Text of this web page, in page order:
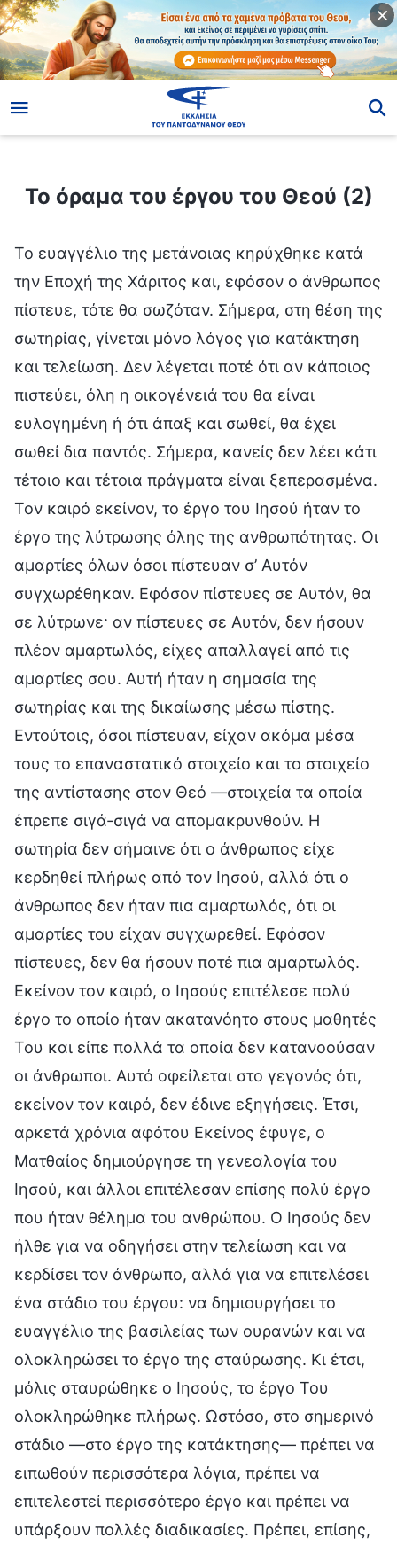
Το όραμα του έργου του Θεού (2)
Το όραμα του έργου του Θεού (2)
Το ευαγγέλιο της μετάνοιας κηρύχθηκε κατά την Εποχή της Χάριτος και, εφόσον ο άνθρωπος πίστευε, τότε θα σωζόταν. Σήμερα, στη θέση της σωτηρίας, γίνεται μόνο λόγος για κατάκτηση και τελείωση. Δεν λέγεται ποτέ ότι αν κάποιος πιστεύει, όλη η οικογένειά του θα είναι ευλογημένη ή ότι άπαξ και σωθεί, θα έχει σωθεί δια παντός. Σήμερα, κανείς δεν λέει κάτι τέτοιο και τέτοια πράγματα είναι ξεπερασμένα. Τον καιρό εκείνον, το έργο του Ιησού ήταν το έργο της λύτρωσης όλης της ανθρωπότητας. Οι αμαρτίες όλων όσοι πίστευαν σ’ Αυτόν συγχωρέθηκαν. Εφόσον πίστευες σε Αυτόν, θα σε λύτρωνε· αν πίστευες σε Αυτόν, δεν ήσουν πλέον αμαρτωλός, είχες απαλλαγεί από τις αμαρτίες σου. Αυτή ήταν η σημασία της σωτηρίας και της δικαίωσης μέσω πίστης. Εντούτοις, όσοι πίστευαν, είχαν ακόμα μέσα τους το επαναστατικό στοιχείο και το στοιχείο της αντίστασης στον Θεό —στοιχεία τα οποία έπρεπε σιγά-σιγά να απομακρυνθούν. Η σωτηρία δεν σήμαινε ότι ο άνθρωπος είχε κερδηθεί πλήρως από τον Ιησού, αλλά ότι ο άνθρωπος δεν ήταν πια αμαρτωλός, ότι οι αμαρτίες του είχαν συγχωρεθεί. Εφόσον πίστευες, δεν θα ήσουν ποτέ πια αμαρτωλός. Εκείνον τον καιρό, ο Ιησούς επιτέλεσε πολύ έργο το οποίο ήταν ακατανόητο στους μαθητές Του και είπε πολλά τα οποία δεν κατανοούσαν οι άνθρωποι. Αυτό οφείλεται στο γεγονός ότι, εκείνον τον καιρό, δεν έδινε εξηγήσεις. Έτσι, αρκετά χρόνια αφότου Εκείνος έφυγε, ο Ματθαίος δημιούργησε τη γενεαλογία του Ιησού, και άλλοι επιτέλεσαν επίσης πολύ έργο που ήταν θέλημα του ανθρώπου. Ο Ιησούς δεν ήλθε για να οδηγήσει στην τελείωση και να κερδίσει τον άνθρωπο, αλλά για να επιτελέσει ένα στάδιο του έργου: να δημιουργήσει το ευαγγέλιο της βασιλείας των ουρανών και να ολοκληρώσει το έργο της σταύρωσης. Κι έτσι, μόλις σταυρώθηκε ο Ιησούς, το έργο Του ολοκληρώθηκε πλήρως. Ωστόσο, στο σημερινό στάδιο —στο έργο της κατάκτησης— πρέπει να ειπωθούν περισσότερα λόγια, πρέπει να επιτελεστεί περισσότερο έργο και πρέπει να υπάρξουν πολλές διαδικασίες. Πρέπει, επίσης, να αποκαλυφθούν τα μυστήρια του έργου του Ιησού και του Ιεχωβά, ώστε όλοι οι άνθρωποι να αποκτήσουν κατανόηση και σαφήνεια στην πίστη τους, διότι αυτό είναι το έργο των εσχάτων ημερών, και οι έσχατες ημέρες αποτελούν το τέλος του έργου του Θεού, τον χρόνο της ολοκλήρωσης αυτού του έργου. Αυτό το στάδιο του έργου θα σου αποσαφηνίσει τον νόμο του Ιεχωβά και τη λύτρωση του Ιησού, και γίνεται, κατά κύριο λόγο, ώστε να μπορέσεις να κατανοήσεις ολόκληρο το έργο του σχεδίου διαχείρισης του Θεού που αριθμεί έξι χιλιάδες έτη και να εκτιμήσεις όλη τη σημασία και την ουσία αυτού του σχεδίου διαχείρισης που αριθμεί έξι χιλιάδες έτη, όπως επίσης και να κατανοήσεις τον σκοπό όλου του έργου που επιτέλεσε ο Ιησούς και των λόγων που εξέφερε, ακόμα και την τυφλή σου πίστη στη Βίβλο και την τυφλή λατρεία της. Θα σου δώσει τη δυνατότητα να τα κατανοήσεις όλα αυτά λεπτομερώς. Θα φτάσεις στο σημείο να κατανοήσεις τόσο το έργο που επιτέλεσε ο Ιησούς όσο και το έργο του Θεού σήμερα· θα κατανοήσεις και θα δεις όλη την αλήθεια, τη ζωή και την οδό. Στο στάδιο του έργου που επιτέλεσε ο Ιησούς, γιατί έφυγε ο Ιησούς χωρίς να κάνει το έργο της ολοκλήρωσης; Επειδή το στάδιο του έργου του Ιησού δεν ήταν το έργο της ολοκλήρωσης. Όταν σταυρώθηκε, τα λόγια Του έφτασαν κι αυτά στο τέλος τους. Μετά τη σταύρωσή Του, το έργο Του τελείωσε οριστικά. Το τρέχον στάδιο είναι διαφορετικό: το έργο του Θεού θα τελειώσει μόνο όταν ειπωθούν τα λόγια μέχρι τέλους και ολοκληρωθεί ολόκληρο το έργο Του. Κατά τη διάρκεια του σταδίου του έργου του Ιησού, υπήρχαν πολλά λόγια που δεν ειπώθηκαν ή δεν διατυπώθηκαν πλήρως. Τον Ιησού, όμως, δεν Τον απασχολούσε τι έλεγε ή τι δεν έλεγε, διότι η διακονία Του δεν ήταν διακονία λόγων, κι έτσι, αφού καρφώθηκε στον σταυρό, έφυγε. Εκείνο το στάδιο του έργου έγινε κυρίως χάριν της σταύρωσης και διαφέρει από το τρέχον στάδιο. Αυτό το στάδιο του έργου γίνεται κυρίως χάριν της ολοκλήρωσης, του ξεκαθαρίσματος και της περάτωσης όλου του έργου. Αν τα λόγια δεν ειπωθούν μέχρι να τελειώσουν, δεν θα υπάρξει τρόπος να ολοκληρωθεί αυτό το έργο, διότι σε αυτό το στάδιο του έργου, όλο το έργο φτάνει στο τέλος του και πραγματοποιείται με τη χρήση λόγων. Εκείνον τον καιρό, ο Ιησούς επιτέλεσε πολύ έργο που ήταν ακατανόητο στον άνθρωπο. Έφυγε ήσυχα, και σήμερα εξακολουθούν να υπάρχουν πολλοί οι οποίοι δεν κατανοούν τα λόγια Του, η κατανόηση των οποίων είναι εσφαλμένη αλλά αυτοί ακόμα πιστεύουν ότι είναι σωστή, και οι οποίοι δεν ξέρουν ότι σφάλλουν. Το τελευταίο στάδιο θα θέσει οριστικό τέλος στο έργο του Θεού και θα παράσχει την ολοκλήρωσή του. Όλοι θα μπορέσουν να κατανοήσουν και να γνωρίσουν το σχέδιο διαχείρισης του Θεού. Θα διορθωθούν οι αντιλήψεις του ανθρώπου, οι προθέσεις του, η παράλογη κατανόησή του, οι αντιλήψεις του σχετικά με το έργο του Ιεχωβά και του Ιησού, οι απόψεις του σχετικά με τους απίστους και όλες οι άλλες διαστρεβλώσεις του. Και ο άνθρωπος θα κατανοήσει όλα τα σωστά μονοπάτια της ζωής, όλο το έργο που επιτελεί ο Θεός και ολόκληρη την αλήθεια. Όταν συμβεί αυτό, αυτό το στάδιο του έργου θα φτάσει στο τέλος του. Το έργο του Ιεχωβά ήταν η δημιουργία του κόσμου· ήταν η αρχή. Αυτό το στάδιο του έργου είναι το τέλος του έργου, είναι η ολοκλήρωση. Στην αρχή, το έργο του Θεού επιτελείτο μεταξύ των εκλεκτών του Ισραήλ και ήταν η αυγή μιας νέας εποχής στον πιο ιερό από όλους τους τόπους. Το τελευταίο στάδιο του έργου επιτελείται στην πιο ακάθαρτη χώρα, ώστε να κρίνει τον κόσμο και να φέρει την εποχή στο τέλος της. Στο πρώτο στάδιο, το έργο του Θεού επιτελέστηκε στον πιο φωτεινό από όλους τους τόπους και το τελευταίο στάδιο επιτελείται στον πιο σκοτεινό από όλους τους τόπους, και αυτό το σκοτάδι θα εκδιωχθεί, θα δημιουργηθεί φως και όλοι οι άνθρωποι θα κατακτηθούν. Όταν θα έχουν κατακτηθεί οι άνθρωποι αυτού του πιο ακάθαρτου και πιο σκοτεινού τόπου, και ολόκληρος ο πληθυσμός αναγνωρίσει ότι υπάρχει ένας Θεός, ο οποίος είναι ο αληθινός Θεός, και κάθε άνθρωπος πειστεί απόλυτα, τότε αυτό το γεγονός θα χρησιμοποιηθεί για να επιτελεστεί το έργο της κατάκτησης απ’ άκρη σ’ άκρη σε ολόκληρο το σύμπαν. Αυτό το στάδιο του έργου είναι συμβολικό: μόλις τελειώσει το έργο αυτής της εποχής, το έργο των 6.000 ετών διαχείρισης θα φτάσει σε ένα πλήρες τέλος. Μόλις κατακτηθούν όσοι βρίσκονται στον σκοτεινότερο τόπο, είναι αυτονόητο ότι το ίδιο θα συμβεί και οπουδήποτε αλλού. Ως εκ τούτου, μόνο το έργο της κατάκτησης στην Κίνα φέρει συμβολισμό με νόημα. Η Κίνα αντιπροσωπεύει όλες τις δυνάμεις του σκότους και ο λαός της Κίνας αντιπροσωπεύει όλους εκείνους που είναι από σάρκα, που είναι του Σατανά και που είναι από σάρκα και οστά. Ο κινεζικός λαός είναι αυτός που έχει διαφθαρεί περισσότερο από τον μεγάλο κόκκινο δράκοντα, που αντιτίθεται περισσότερο στον Θεό και του οποίου η ανθρώπινη φύση είναι η πιο ποταπή και ακάθαρτη, κι έτσι αποτελεί το αρχέτυπο όλης της διεφθαρμένης ανθρωπότητας. Αυτό δεν σημαίνει ότι οι άλλες χώρες δεν έχουν κανένα πρόβλημα. Οι αντιλήψεις του ανθρώπου είναι όλες ίδιες και, παρόλο που ο λαός των χωρών αυτών μπορεί να είναι καλού επιπέδου, αν δεν γνωρίζει τον Θεό, τότε αυτό σημαίνει ότι αντιτίθεται σε Αυτόν. Γιατί και οι Εβραίοι αντιτάχθηκαν στον Θεό και επαναστάτησαν εναντίον Του; Γιατί και οι Φαρισαίοι αντιτάχθηκαν σε Αυτόν; Γιατί πρόδωσε ο Ιούδας τον Ιησού; Εκείνον τον καιρό, πολλοί από τους μαθητές δεν γνώριζαν τον Ιησού. Γιατί, αφότου ο Ιησούς σταυρώθηκε και αναστήθηκε ξανά, οι άνθρωποι εξακολούθησαν να μην πιστεύουν σε Αυτόν; Δεν είναι ίδια η επαναστατικότητα του ανθρώπου; Απλώς ο λαός της Κίνας χρησιμοποιείται για παραδειγματισμό και, όταν κατακτηθεί, θα αποτελέσει πρότυπο και δείγμα και θα χρησιμεύσει ως σημείο αναφοράς για τους άλλους. Γιατί έλεγα ανέκαθεν ότι είστε παράρτημα στο σχέδιο διαχείρισής Μου; Ο λαός της Κίνας είναι εκείνος στον οποίο η διαφθορά, η ακαθαρσία, η αδικία, η εναντίωση και η ανυπακοή εκδηλώνονται στον μέγιστο βαθμό και αποκαλύπτονται σε όλες τις ποικίλες μορφές τους. Από τη μία πλευρά, οι άνθρωποι αυτοί είναι χαμηλού επιπέδου και, από την άλλη, η ζωή και η νοοτροπία τους είναι οπισθοδρομικές, και οι συνήθειες, το κοινωνικό περιβάλλον τους, η οικογένεια στην οποία έχουν γεννηθεί —όλα είναι φτωχά και τα πιο οπισθοδρομικά. Το κύρος τους είναι, επίσης, χαμηλό. Το έργο σε αυτόν τον τόπο είναι συμβολικό, και αφού επιτελεστεί αυτό το δοκιμαστικό έργο στο σύνολό του, το επακόλουθο έργο του Θεού θα είναι πολύ πιο εύκολο. Αν μπορεί να ολοκληρωθεί αυτό το στάδιο του έργου, τότε εξυπακούεται ότι το ίδιο μπορεί να κάνει και το επακόλουθο έργο. Μόλις πραγματοποιηθεί αυτό το στάδιο του έργου, θα έχει σημειωθεί μεγάλη επιτυχία, και το έργο της κατάκτησης απ’ άκρη σ’ άκρη σε ολόκληρο το σύμπαν θα έχει φτάσει οριστικά στο τέλος του. Στην πραγματικότητα, μόλις το έργο μεταξύ σας στεφθεί με επιτυχία, αυτή θα ισοδυναμεί με την επιτυχία απ’ άκρη σ’ άκρη σε ολόκληρο το σύμπαν. Αυτήν τη σημασία έχει το γεγονός ότι σας βάζω να λειτουργήσετε ως πρότυπα και δείγματα. Η ανυπακοή, η εναντίωση, η ακαθαρσία, η αδικία —όλα αυτά υπάρχουν μέσα σε αυτούς τους ανθρώπους, και μέσα τους αντιπροσωπεύεται όλη η ανυπακοή της ανθρωπότητας. Είναι πραγματικά το κάτι άλλο. Έτσι, θεωρούνται η επιτομή της κατάκτησης και, μόλις κατακτηθούν, θα γίνουν, φυσικά, δείγματα και πρότυπα για τους άλλους. Τίποτα δεν ήταν πιο συμβολικό από το γεγονός ότι το πρώτο στάδιο επιτελέστηκε στο Ισραήλ: Οι Ισραηλίτες ήταν οι πιο άγιοι και λιγότερο διεφθαρμένοι από όλους τους λαούς, κι έτσι η αυγή της νέας εποχής σε αυτόν τον τόπο είχε τη μεγαλύτερη σημασία. Μπορεί να ειπωθεί ότι οι προπάτορες της ανθρωπότητας προήλθαν από το Ισραήλ και ότι το Ισραήλ ήταν η γενέτειρα του έργου του Θεού. Στην αρχή, αυτοί οι άνθρωποι ήταν οι πιο άγιοι και όλοι λάτρευαν τον Ιεχωβά, και το έργο του Θεού σε αυτούς μπορούσε να αποφέρει τα μέγιστα αποτελέσματα. Ολόκληρη η Βίβλος καταγράφει το έργο δύο εποχών: το ένα ήταν το έργο της Εποχής του Νόμου και το άλλο ήταν το έργο της Εποχής της Χάριτος. Η Παλαιά Διαθήκη καταγράφει τα λόγια του Ιεχωβά στους Ισραηλίτες και το έργο Του στο Ισραήλ· η Καινή Διαθήκη καταγράφει το έργο του Ιησού στην Ιουδαία. Όμως γιατί η Βίβλος δεν περιέχει